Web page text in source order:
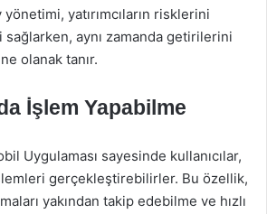
yatırımcıların risklerini
aynı zamanda getirilerini
olanak tanır.
İşlem Yapabilme
Uygulaması sayesinde kullanıcılar,
gerçekleştirebilirler. Bu özellik,
yakından takip edebilme ve hızlı